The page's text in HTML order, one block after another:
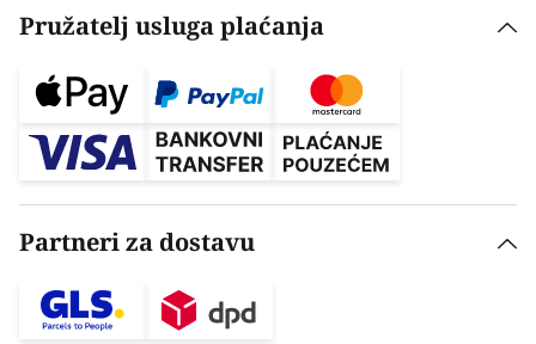
Pružatelj usluga plaćanja
Partneri za dostavu